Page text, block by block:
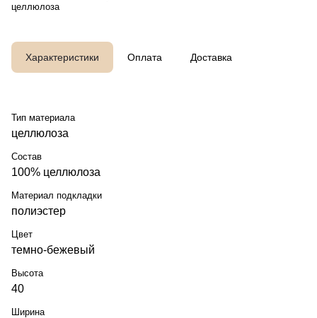
целлюлоза
Характеристики Оплата Доставка
Тип материала
целлюлоза
Состав
100% целлюлоза
Материал подкладки
полиэстер
Цвет
темно-бежевый
Высота
40
Ширина